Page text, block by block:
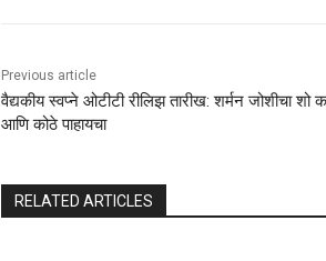
Previous article
वैद्यकीय स्वप्ने ओटीटी रीलिझ तारीख: शर्मन जोशीचा शो
आणि कोठे पाहायचा
RELATED ARTICLES